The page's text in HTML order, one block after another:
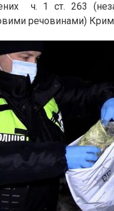
ч. 1 ст. 263
речовинами)